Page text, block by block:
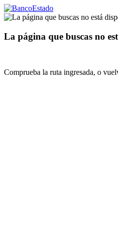
La página que buscas no
Comprueba la ruta ingresada, o